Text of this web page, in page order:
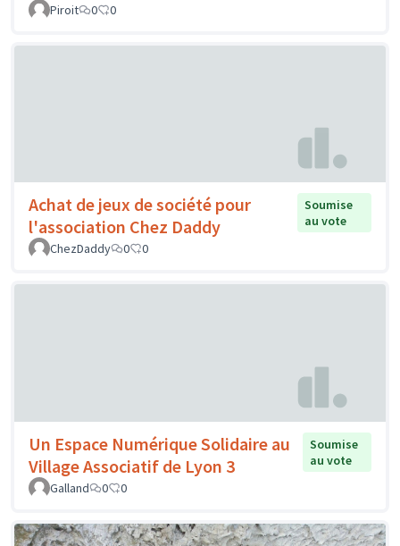
Piroit
0 0
Achat de jeux de société pour
l'association Chez Daddy
Soumise
au vote
ChezDaddy
0 0
Un Espace Numérique Solidaire au
Village Associatif de Lyon 3
Soumise
au vote
Galland
0 0